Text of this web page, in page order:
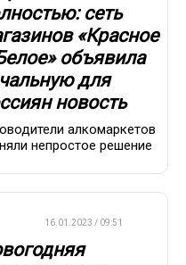
сеть
«Красное
объявила
для
новость
алкомаркетов
непростое решение
16.01.2023 / 09:51